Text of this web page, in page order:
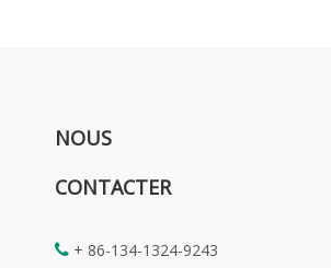
NOUS
CONTACTER
 + 86-134-1324-9243